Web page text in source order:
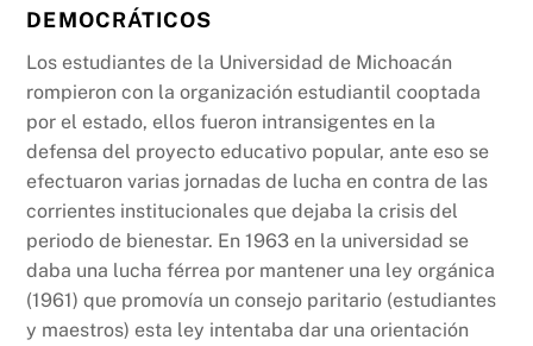
DEMOCRÁTICOS
Los estudiantes de la Universidad de Michoacán
rompieron con la organización estudiantil cooptada
por el estado, ellos fueron intransigentes en la
defensa del proyecto educativo popular, ante eso se
efectuaron varias jornadas de lucha en contra de las
corrientes institucionales que dejaba la crisis del
periodo de bienestar. En 1963 en la universidad se
daba una lucha férrea por mantener una ley orgánica
(1961) que promovía un consejo paritario (estudiantes
y maestros) esta ley intentaba dar una orientación